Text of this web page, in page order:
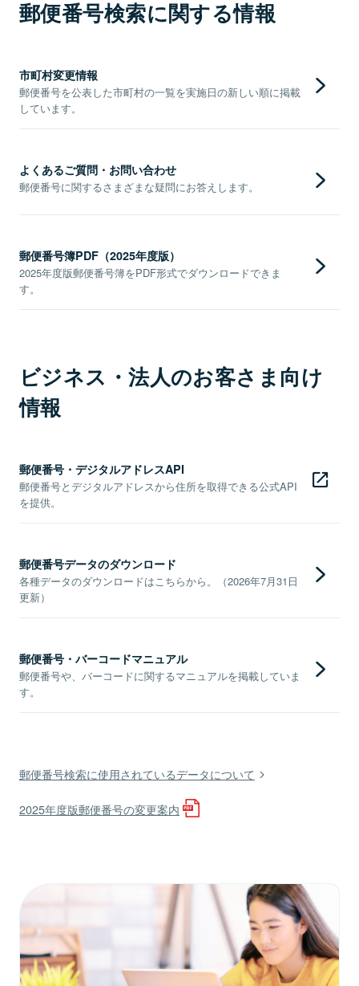
郵便番号検索に関する情報
市町村変更情報
郵便番号を公表した市町村の一覧を実施日の新しい順に掲載
しています。
よくあるご質問・お問い合わせ
郵便番号に関するさまざまな疑問にお答えします。
郵便番号簿PDF（2025年度版）
2025年度版郵便番号簿をPDF形式でダウンロードできま
す。
ビジネス・法人のお客さま向け
情報
郵便番号・デジタルアドレスAPI
郵便番号とデジタルアドレスから住所を取得できる公式API
を提供。
郵便番号データのダウンロード
各種データのダウンロードはこちらから。（2026年7月31日
更新）
郵便番号・バーコードマニュアル
郵便番号や、バーコードに関するマニュアルを掲載していま
す。
郵便番号検索に使用されているデータについて
2025年度版郵便番号の変更案内